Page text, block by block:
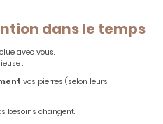
dans le temps
avec vous.
:
vos pierres (selon leurs
besoins changent.